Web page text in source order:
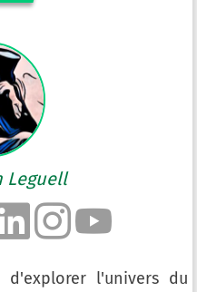
Leguell
d'explorer l'univers du